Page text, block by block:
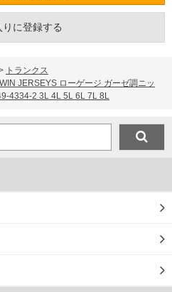
りに登録する
トランクス
JERSEYS ローゲージ ガーゼ調ニッ
4334-2 3L 4L 5L 6L 7L 8L